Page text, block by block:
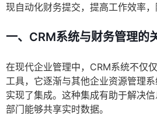
现自动化财务提交，提高工作效率，
一、CRM系统与财务管理的
在现代企业管理中，CRM系统不仅
工具，它逐渐与其他企业资源管理系
实现了集成。这种集成有助于解决
部门能够共享实时数据。